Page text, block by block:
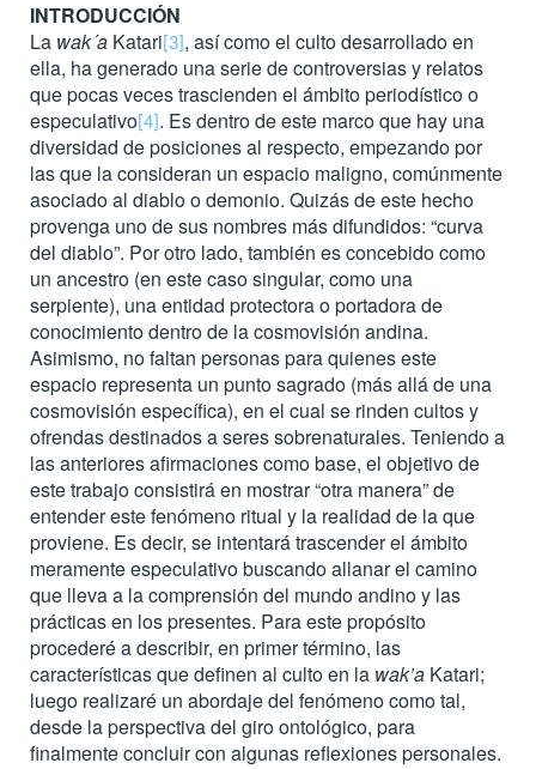
INTRODUCCIÓN
La wak´a Katari [3] , así como el culto desarrollado en
ella, ha generado una serie de controversias y relatos
que pocas veces trascienden el ámbito periodístico o
especulativo [4] . Es dentro de este marco que hay una
diversidad de posiciones al respecto, empezando por
las que la consideran un espacio maligno, comúnmente
asociado al diablo o demonio. Quizás de este hecho
provenga uno de sus nombres más difundidos: “curva
del diablo”. Por otro lado, también es concebido como
un ancestro (en este caso singular, como una
serpiente), una entidad protectora o portadora de
conocimiento dentro de la cosmovisión andina.
Asimismo, no faltan personas para quienes este
espacio representa un punto sagrado (más allá de una
cosmovisión específica), en el cual se rinden cultos y
ofrendas destinados a seres sobrenaturales. Teniendo a
las anteriores afirmaciones como base, el objetivo de
este trabajo consistirá en mostrar “otra manera” de
entender este fenómeno ritual y la realidad de la que
proviene. Es decir, se intentará trascender el ámbito
meramente especulativo buscando allanar el camino
que lleva a la comprensión del mundo andino y las
prácticas en los presentes. Para este propósito
procederé a describir, en primer término, las
características que definen al culto en la wak’a Katari;
luego realizaré un abordaje del fenómeno como tal,
desde la perspectiva del giro ontológico, para
finalmente concluir con algunas reflexiones personales.